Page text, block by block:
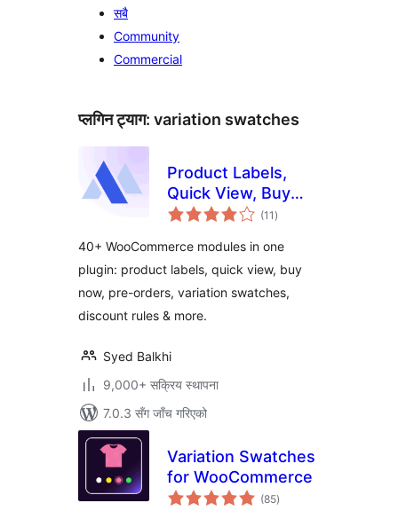
सबै
Community
Commercial
प्लगिन ट्याग: variation swatches
Product Labels,
Quick View, Buy
Now, Pre-Orders,
Together & More
for WooCommerce
– Merchant
(11 कुल
रेटिङ्गहरू
)
40+ WooCommerce modules in one
plugin: product labels, quick view, buy
now, pre-orders, variation swatches,
discount rules & more.
Syed Balkhi
9,000+ सक्रिय स्थापना
7.0.3 सँग जाँच गरिएको
Variation Swatches
for WooCommerce
(85कुल
रेटिङ्गहरू
)